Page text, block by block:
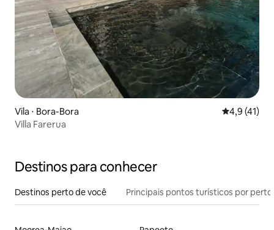
Vila ⋅ Bora-Bora 4,9 de uma
4,9 (41)
Villa Farerua
Destinos para conhecer
Destinos perto de você Principais pontos turísticos por perto